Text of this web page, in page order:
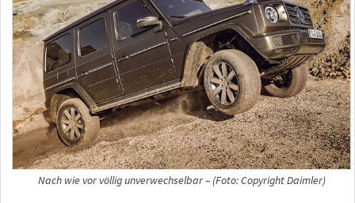
Nach wie vor völlig unverwechselbar – (Foto: Copyright Daimler)